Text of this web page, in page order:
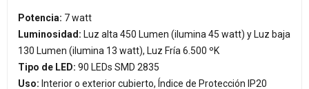
Potencia: 7 watt
Luminosidad: Luz alta 450 Lumen (ilumina 45 watt) y Luz baja
130 Lumen (ilumina 13 watt), Luz Fría 6.500 ºK
Tipo de LED: 90 LEDs SMD 2835
Uso: Interior o exterior cubierto, Índice de Protección IP20